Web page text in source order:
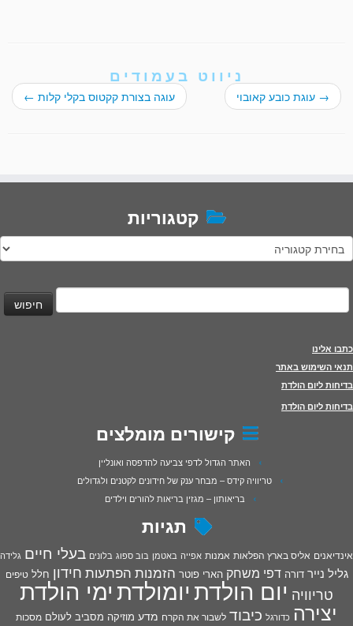
ניווט בעמודים
→ עוגת כובע קאובוי עוגה בצורת קקטוס בקלי קלות ←
קטגוריות
קטגוריות
חיפוש:
כתבו אלינו
תנאי השימוש באתר
בדיחות ליום הולדת
בדיחות ליום הולדת
קישורים מומלצים
האתר הגדול לדפי צביעה להדפסה ואונליין
טריוויה קידס – מבחר ענק של חידונים לקטנים ולגדולים
בריאותון – מגזין בריאות להורים וילדים
תגיות
אינדיאנים אליס בארץ הפלאות אמנות אפייה באטמן בוב ספוג בלונים בעלי חיים גלידה
גליל נייר דורה דפי משחק הארי פוטר הזמנות הפתעות חידון חלל טיפים
טריוויה יום הולדתיומולדתימי הולדת
יצירה כדורגל כיבוד לשבור את הקרח מדע מוזיקה מסביב לעולם מסכות